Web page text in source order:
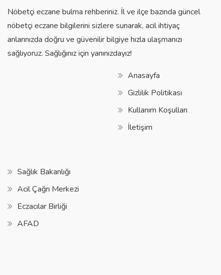
Nöbetçi eczane bulma rehberiniz. İl ve ilçe bazında güncel
nöbetçi eczane bilgilerini sizlere sunarak, acil ihtiyaç
anlarınızda doğru ve güvenilir bilgiye hızla ulaşmanızı
sağlıyoruz. Sağlığınız için yanınızdayız!
Anasayfa
Gizlilik Politikası
Kullanım Koşulları
İletişim
Sağlık Bakanlığı
Acil Çağrı Merkezi
Eczacılar Birliği
AFAD